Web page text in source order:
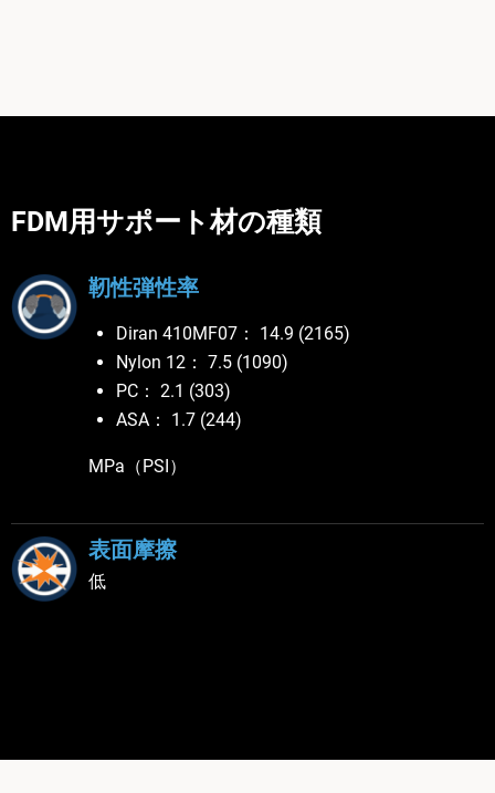
FDM用サポート材の種類
靭性弾性率
Diran 410MF07： 14.9 (2165)
Nylon 12： 7.5 (1090)
PC： 2.1 (303)
ASA： 1.7 (244)
MPa（PSI）
表面摩擦
低